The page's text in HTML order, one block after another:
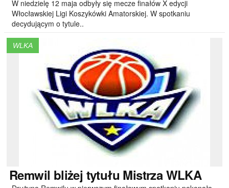
W niedzielę 12 maja odbyły się mecze finałów X edycji
Włocławskiej Ligi Koszykówki Amatorskiej. W spotkaniu
decydującym o tytule..
WLKA
Remwil bliżej tytułu Mistrza WLKA